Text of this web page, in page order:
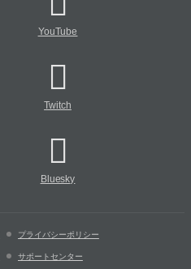
YouTube
Twitch
Bluesky
プライバシーポリシー
サポートセンター